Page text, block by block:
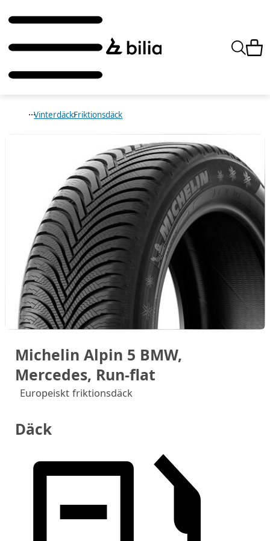
VinterdäckFriktionsdäck
Michelin Alpin 5 BMW,
Mercedes, Run-flat
Europeiskt friktionsdäck
Däck